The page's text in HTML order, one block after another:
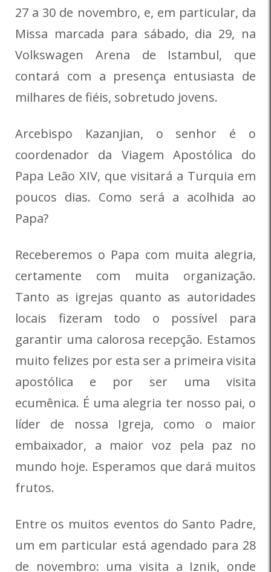
27 a 30 de novembro, e, em particular, da
Missa marcada para sábado, dia 29, na
Volkswagen Arena de Istambul, que
contará com a presença entusiasta de
milhares de fiéis, sobretudo jovens.
Arcebispo Kazanjian, o senhor é o
coordenador da Viagem Apostólica do
Papa Leão XIV, que visitará a Turquia em
poucos dias. Como será a acolhida ao
Papa?
Receberemos o Papa com muita alegria,
certamente com muita organização.
Tanto as igrejas quanto as autoridades
locais fizeram todo o possível para
garantir uma calorosa recepção. Estamos
muito felizes por esta ser a primeira visita
apostólica e por ser uma visita
ecumênica. É uma alegria ter nosso pai, o
líder de nossa Igreja, como o maior
embaixador, a maior voz pela paz no
mundo hoje. Esperamos que dará muitos
frutos.
Entre os muitos eventos do Santo Padre,
um em particular está agendado para 28
de novembro: uma visita a Iznik, onde